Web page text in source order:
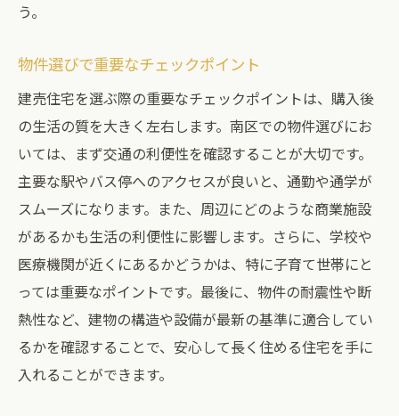
う。
物件選びで重要なチェックポイント
建売住宅を選ぶ際の重要なチェックポイントは、購入後
の生活の質を大きく左右します。南区での物件選びにお
いては、まず交通の利便性を確認することが大切です。
主要な駅やバス停へのアクセスが良いと、通勤や通学が
スムーズになります。また、周辺にどのような商業施設
があるかも生活の利便性に影響します。さらに、学校や
医療機関が近くにあるかどうかは、特に子育て世帯にと
っては重要なポイントです。最後に、物件の耐震性や断
熱性など、建物の構造や設備が最新の基準に適合してい
るかを確認することで、安心して長く住める住宅を手に
入れることができます。